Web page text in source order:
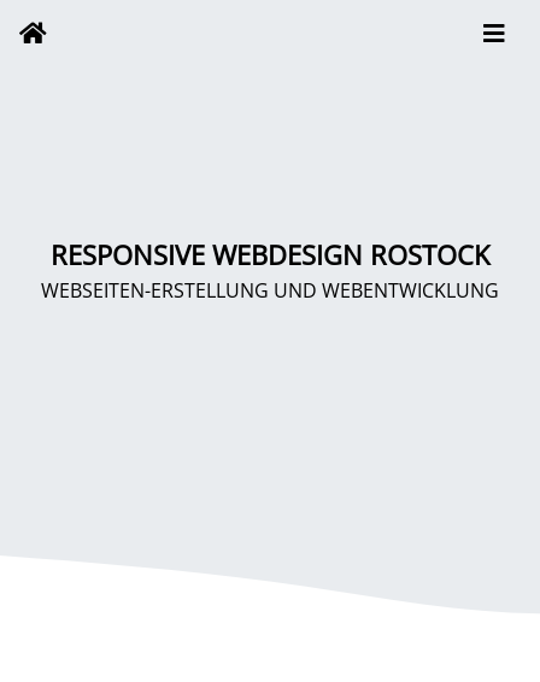
RESPONSIVE WEBDESIGN ROSTOCK
WEBSEITEN-ERSTELLUNG UND WEBENTWICKLUNG